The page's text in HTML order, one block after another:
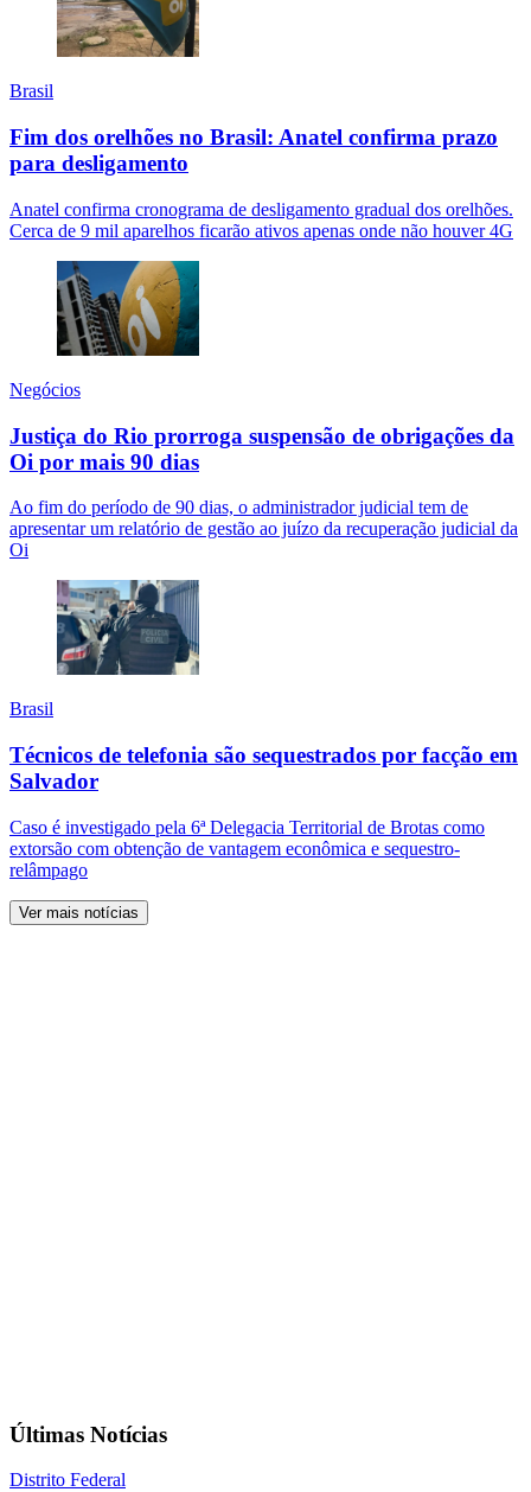
Brasil
Fim dos orelhões no Brasil: Anatel confirma prazo
para desligamento
Anatel confirma cronograma de desligamento gradual dos orelhões.
Cerca de 9 mil aparelhos ficarão ativos apenas onde não houver 4G
Negócios
Justiça do Rio prorroga suspensão de obrigações da
Oi por mais 90 dias
Ao fim do período de 90 dias, o administrador judicial tem de
apresentar um relatório de gestão ao juízo da recuperação judicial da
Oi
Brasil
Técnicos de telefonia são sequestrados por facção em
Salvador
Caso é investigado pela 6ª Delegacia Territorial de Brotas como
extorsão com obtenção de vantagem econômica e sequestro-
relâmpago
Ver mais notícias
Últimas Notícias
Distrito Federal